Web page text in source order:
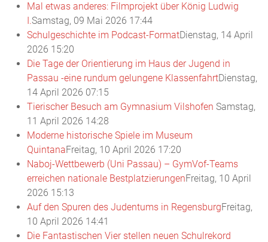
Mal etwas anderes: Filmprojekt über König Ludwig
I.Samstag, 09 Mai 2026 17:44
Schulgeschichte im Podcast-FormatDienstag, 14 April
2026 15:20
Die Tage der Orientierung im Haus der Jugend in
Passau -eine rundum gelungene KlassenfahrtDienstag,
14 April 2026 07:15
Tierischer Besuch am Gymnasium Vilshofen Samstag,
11 April 2026 14:28
Moderne historische Spiele im Museum
QuintanaFreitag, 10 April 2026 17:20
Naboj-Wettbewerb (Uni Passau) – GymVof-Teams
erreichen nationale BestplatzierungenFreitag, 10 April
2026 15:13
Auf den Spuren des Judentums in RegensburgFreitag,
10 April 2026 14:41
Die Fantastischen Vier stellen neuen Schulrekord